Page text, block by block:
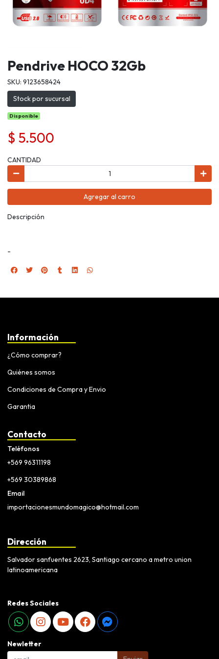
Pendrive HOCO 32Gb
SKU: 9123658424
Stock por sucursal
Disponible
$ 5.500
CANTIDAD
Agregar al carro
Descripción
-
Información
¿Cómo comprar?
Quiénes somos
Condiciones de Compra y Envio
Garantia
Contacto
Teléfonos
+569 96311198
+569 30389868
Email
importacionesmundomagico@hotmail.com
Dirección
Salvador sanfuentes 2623, Santiago cercano a metro union
latinoamericana
Redes Sociales
Newletter